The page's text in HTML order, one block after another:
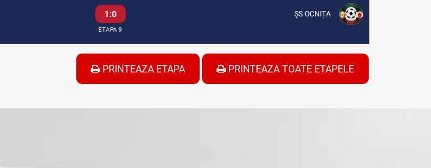
1:0 ȘS OCNIȚA
ETAPA 9
PRINTEAZA ETAPA PRINTEAZA TOATE ETAPELE